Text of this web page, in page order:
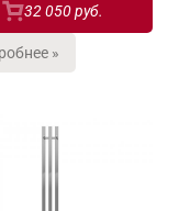
32 050 руб.
»